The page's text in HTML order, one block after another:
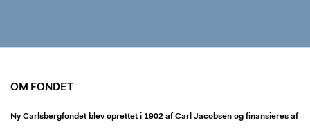
OM FONDET
Ny Carlsbergfondet blev oprettet i 1902 af Carl Jacobsen og finansieres af